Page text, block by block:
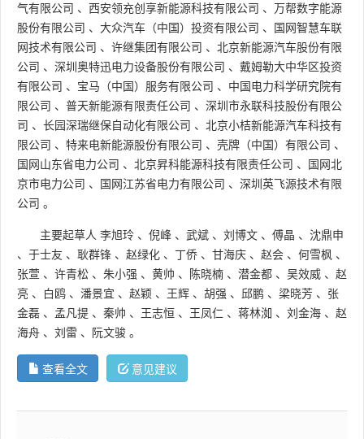
气有限公司 、 西安领充创享新能源科技有限公司 、 万帮数字能源
股份有限公司 、 大众汽车（中国）投资有限公司 、
国网智慧车联
网技术有限公司 、 许继集团有限公司 、 北京新能源汽车股份有限
公司 、 深圳奥特迅电力设备股份有限公司 、 戴姆勒大中华区投资
有限公司 、 宝马（中国）服务有限公司 、 中国电力科学研究院有
限公司 、 普天新能源有限责任公司 、 深圳市永联科技股份有限公
司 、 长园深瑞继保自动化有限公司 、 北京小桔新能源汽车科技有
限公司 、 特来电新能源股份有限公司 、 壳牌（中国）有限公司 、
国网山东省电力公司 、 北京昇科能源科技有限责任公司 、
国网北
京市电力公司 、 国网江苏省电力有限公司 、 深圳英飞源技术有限
公司 。
主要起草人 李旭玲 、 倪峰 、 武斌 、 刘博文 、 傅晶 、 沈鼎申
、 于士友 、 耿群锋 、 赵绿化 、 丁侨 、 甘海庆 、 赵会 、 何雪枫 、
张萱 、 许青松 、 朱小强 、 黄帅 、 陈晓楠 、 潜金都 、 吴效威 、 赵
亮 、 白鸥 、 潘景宜 、 赵颖 、 王辉 、 胡强 、 邱鹏 、 梁晓芳 、 张
金磊 、 孟凡提 、 秦帅 、 王志恒 、 王凤仁 、 蒋林洳 、 刘金海 、 赵
海舟 、 刘雷 、 阮文骏 。
查看全文 意见建议